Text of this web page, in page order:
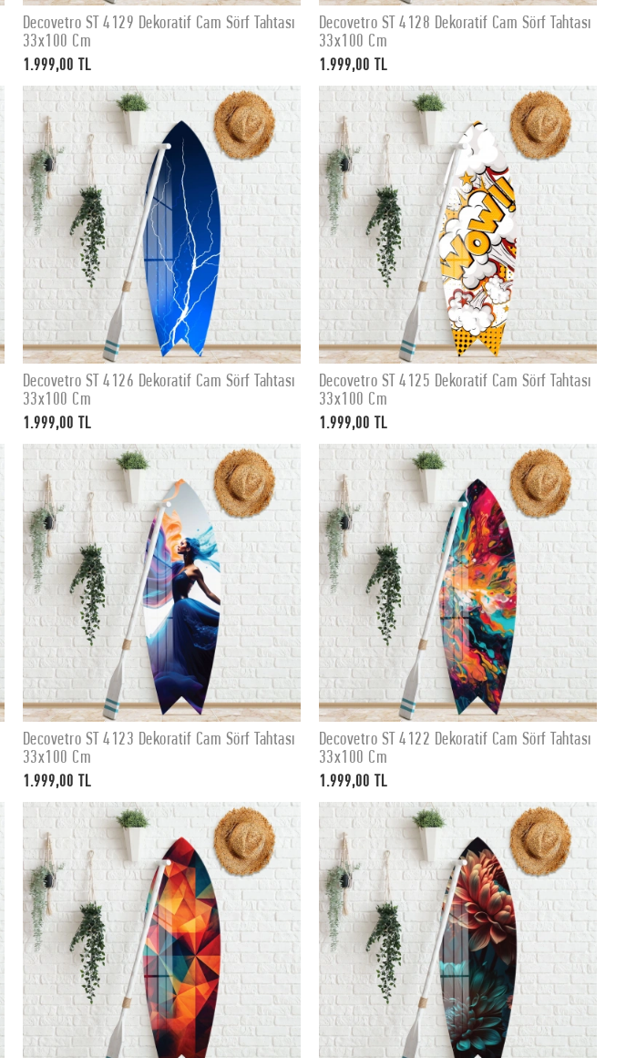
SEPETE EKLE
Decovetro ST 4129 Dekoratif Cam Sörf Tahtası
33x100 Cm
1.999,00 TL
SEPETE EKLE
Decovetro ST 4128 Dekoratif Cam Sörf Tahtası
33x100 Cm
1.999,00 TL
SEPETE EKLE
Decovetro ST 4126 Dekoratif Cam Sörf Tahtası
33x100 Cm
1.999,00 TL
SEPETE EKLE
Decovetro ST 4125 Dekoratif Cam Sörf Tahtası
33x100 Cm
1.999,00 TL
SEPETE EKLE
Decovetro ST 4123 Dekoratif Cam Sörf Tahtası
33x100 Cm
1.999,00 TL
SEPETE EKLE
Decovetro ST 4122 Dekoratif Cam Sörf Tahtası
33x100 Cm
1.999,00 TL